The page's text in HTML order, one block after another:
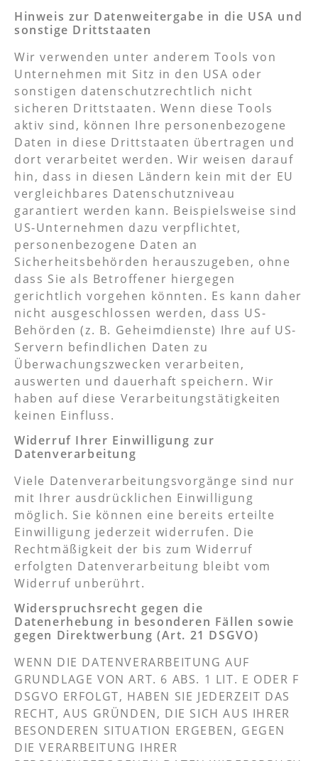
Hinweis zur Datenweitergabe in die USA und
sonstige Drittstaaten
Wir verwenden unter anderem Tools von
Unternehmen mit Sitz in den USA oder
sonstigen datenschutzrechtlich nicht
sicheren Drittstaaten. Wenn diese Tools
aktiv sind, können Ihre personenbezogene
Daten in diese Drittstaaten übertragen und
dort verarbeitet werden. Wir weisen darauf
hin, dass in diesen Ländern kein mit der EU
vergleichbares Datenschutzniveau
garantiert werden kann. Beispielsweise sind
US-Unternehmen dazu verpflichtet,
personenbezogene Daten an
Sicherheitsbehörden herauszugeben, ohne
dass Sie als Betroffener hiergegen
gerichtlich vorgehen könnten. Es kann daher
nicht ausgeschlossen werden, dass US-
Behörden (z. B. Geheimdienste) Ihre auf US-
Servern befindlichen Daten zu
Überwachungszwecken verarbeiten,
auswerten und dauerhaft speichern. Wir
haben auf diese Verarbeitungstätigkeiten
keinen Einfluss.
Widerruf Ihrer Einwilligung zur
Datenverarbeitung
Viele Datenverarbeitungsvorgänge sind nur
mit Ihrer ausdrücklichen Einwilligung
möglich. Sie können eine bereits erteilte
Einwilligung jederzeit widerrufen. Die
Rechtmäßigkeit der bis zum Widerruf
erfolgten Datenverarbeitung bleibt vom
Widerruf unberührt.
Widerspruchsrecht gegen die
Datenerhebung in besonderen Fällen sowie
gegen Direktwerbung (Art. 21 DSGVO)
WENN DIE DATENVERARBEITUNG AUF
GRUNDLAGE VON ART. 6 ABS. 1 LIT. E ODER F
DSGVO ERFOLGT, HABEN SIE JEDERZEIT DAS
RECHT, AUS GRÜNDEN, DIE SICH AUS IHRER
BESONDEREN SITUATION ERGEBEN, GEGEN
DIE VERARBEITUNG IHRER